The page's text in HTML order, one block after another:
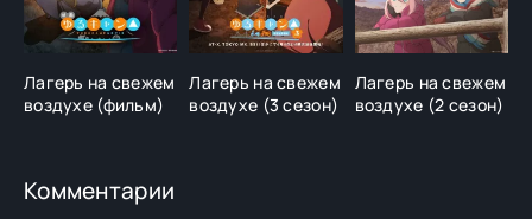
Лагерь на свежем
воздухе (фильм)
Лагерь на свежем
воздухе (3 сезон)
Лагерь на свежем
воздухе (2 сезон)
Комментарии